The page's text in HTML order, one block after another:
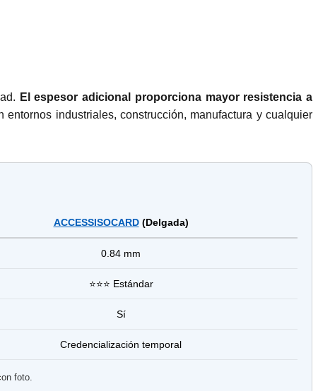
El espesor adicional proporciona mayor resistencia a
industriales, construcción, manufactura y cualquier
ACCESSISOCARD(Delgada)
0.84 mm
⭐⭐⭐ Estándar
Sí
Credencialización temporal
foto.